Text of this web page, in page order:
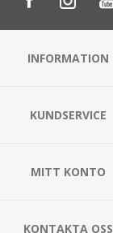
INFORMATION
KUNDSERVICE
MITT KONTO
KONTAKTA OSS